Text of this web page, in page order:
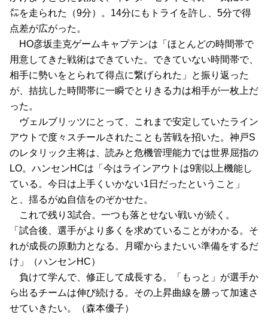
㍍を走られた（9分）。14分にもトライを許し、5分で得
点差が広がった。
HO彦坂圭克ゲームキャプテンは「ほとんどの時間帯で
用意してきた戦術はできていた。できていない時間帯で、
相手に勢いをとられて得点に繋げられた」と振り返った
が、拮抗した時間帯に一瞬でとりきる力は相手が一枚上だ
った。
ヴェルブリッツにとって、これまで安定していたライン
アウトで度々スチールされたことも苦戦を招いた。神戸S
のレタリック主将は、読みと危機管理能力では世界屈指の
LO。ハンセンHCは「今はラインアウトは9割以上機能し
ている。今日は上手くいかない1日だったということ」
と、揺るがぬ自信をのぞかせた。
これで残り3試合。一つも落とせない戦いが続く。
「試合後、選手がより多くを求めていることがわかる。そ
れが成長の原動力となる。月曜からまたいい準備をするだ
け」（ハンセンHC）
負けて学んで、修正して成長する。「もっと」が選手か
ら出るチームは伸び続ける。その上昇曲線を勝って加速さ
せていきたい。（森本優子）